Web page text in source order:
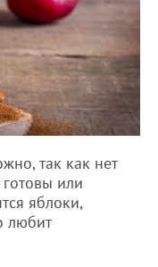
так как нет
или
яблоки,
любит